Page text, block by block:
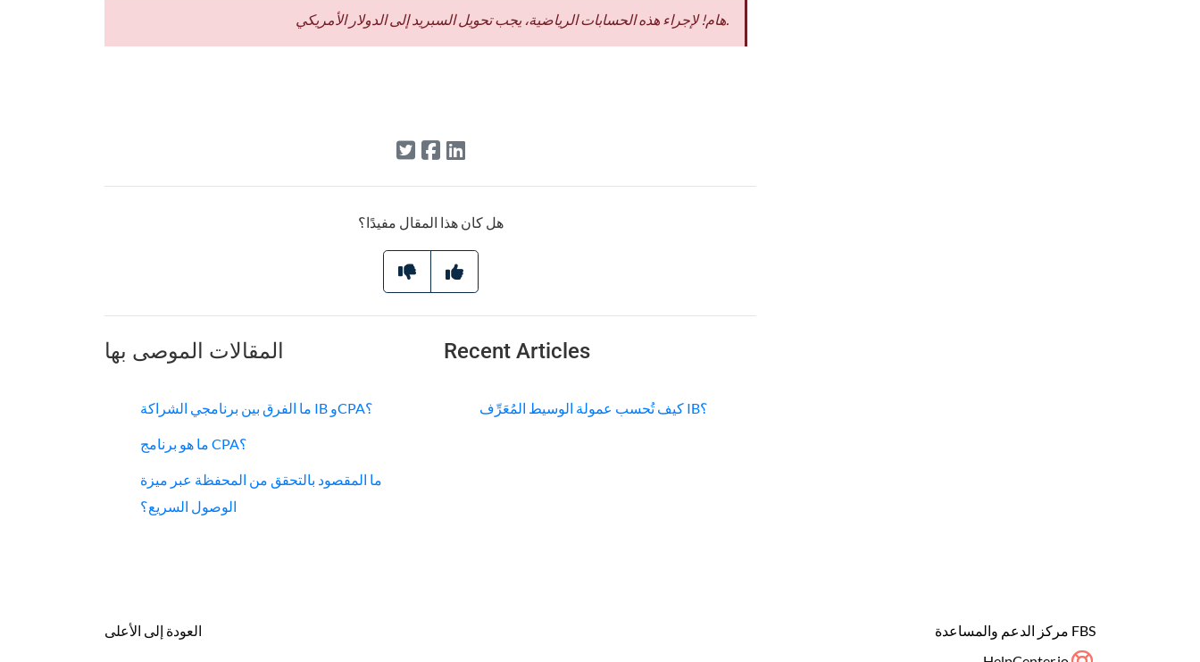
هل كان هذا المقال مفيدًا؟
المقالات الموصى بها
ما الفرق بين برنامجي الشراكة IB وCPA؟
ما هو برنامج CPA؟
ما المقصود بالتحقق من المحفظة عبر ميزة
الوصول السريع؟
Recent Articles
كيف تُحسب عمولة الوسيط المُعَرِّف IB؟
FBS مركز الدعم والمساعدة
العودة إلى الأعلى